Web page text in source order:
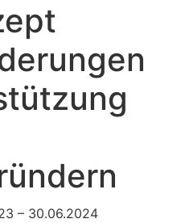
– 30.06.2024